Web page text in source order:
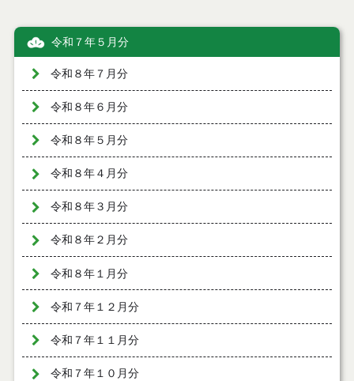
令和７年５月分
令和８年７月分
令和８年６月分
令和８年５月分
令和８年４月分
令和８年３月分
令和８年２月分
令和８年１月分
令和７年１２月分
令和７年１１月分
令和７年１０月分